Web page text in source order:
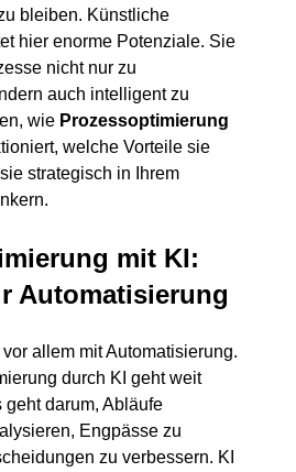
bleiben. Künstliche
hier enorme Potenziale. Sie
nicht nur zu
auch intelligent zu
wie Prozessoptimierung
welche Vorteile sie
strategisch in Ihrem
mit KI:
Automatisierung
allem mit Automatisierung.
durch KI geht weit
darum, Abläufe
Engpässe zu
zu verbessern. KI